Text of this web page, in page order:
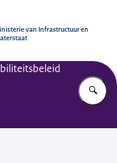
van Infrastructuur en